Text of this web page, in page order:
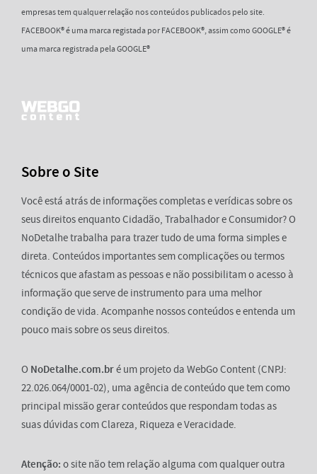
empresas tem qualquer relação nos conteúdos publicados pelo site.
FACEBOOK® é uma marca registada por FACEBOOK®, assim como GOOGLE® é
uma marca registrada pela GOOGLE®
Sobre o Site
Você está atrás de informações completas e verídicas sobre os
seus direitos enquanto Cidadão, Trabalhador e Consumidor? O
NoDetalhe trabalha para trazer tudo de uma forma simples e
direta. Conteúdos importantes sem complicações ou termos
técnicos que afastam as pessoas e não possibilitam o acesso à
informação que serve de instrumento para uma melhor
condição de vida. Acompanhe nossos conteúdos e entenda um
pouco mais sobre os seus direitos.
O NoDetalhe.com.bré um projeto da WebGo Content (CNPJ:
22.026.064/0001-02), uma agência de conteúdo que tem como
principal missão gerar conteúdos que respondam todas as
suas dúvidas com Clareza, Riqueza e Veracidade.
Atenção: o site não tem relação alguma com qualquer outra